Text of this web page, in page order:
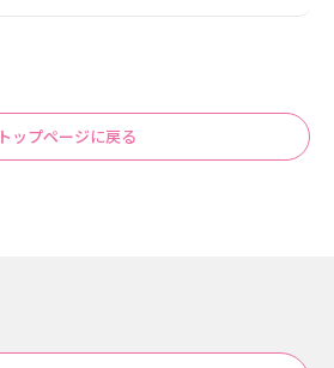
トップページに戻る